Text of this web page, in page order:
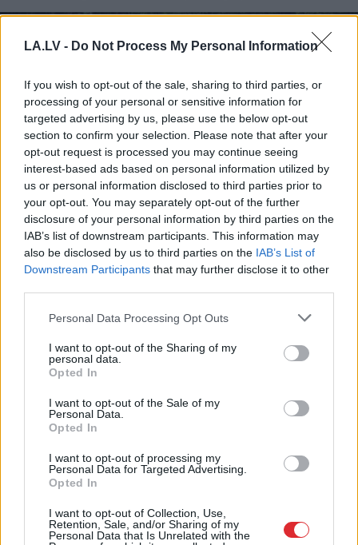
LA.LV - Do Not Process My Personal Information
If you wish to opt-out of the sale, sharing to third parties, or
processing of your personal or sensitive information for
targeted advertising by us, please use the below opt-out
section to confirm your selection. Please note that after your
opt-out request is processed you may continue seeing
interest-based ads based on personal information utilized by
us or personal information disclosed to third parties prior to
your opt-out. You may separately opt-out of the further
disclosure of your personal information by third parties on the
IAB’s list of downstream participants. This information may
also be disclosed by us to third parties on the IAB’s List of
Downstream Participants that may further disclose it to other
Please note that this website/app uses one or more Google
not limited to your visit or usage behaviour. You may click to
grant or deny consent to Google and its third-party tags to
use your data for below specified purposes in below Google
consent section.
Personal Data Processing Opt Outs
I want to opt-out of the Sharing of my
personal data.
Opted In
I want to opt-out of the Sale of my
Personal Data.
Opted In
I want to opt-out of processing my
Personal Data for Targeted Advertising.
Opted In
I want to opt-out of Collection, Use,
Retention, Sale, and/or Sharing of my
Personal Data that Is Unrelated with the
TESTS.Tikai cilvēki ar
laucinieka DNS spēs iegūt
80% šajā lauku gudrību
testā
“Tā var ākstīties savā
skatuves!” Elita
Mīlgrāve ļāvusies
“Es balsošu par glauno
patiesi asprātīgu
ēdienkarti vasaras